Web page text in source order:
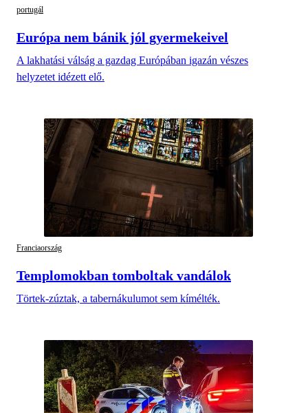
portugál
Európa nem bánik jól gyermekeivel
A lakhatási válság a gazdag Európában igazán vészes
helyzetet idézett elő.
Franciaország
Templomokban tomboltak vandálok
Törtek-zúztak, a tabernákulumot sem kímélték.